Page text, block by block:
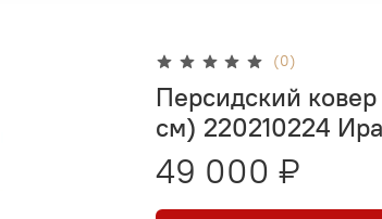
(0)
Персидский
см) 220210224
49 000 ₽